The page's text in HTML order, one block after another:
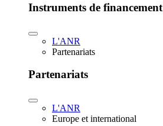
Instruments de financement
L'ANR
Partenariats
Partenariats
L'ANR
Europe et international